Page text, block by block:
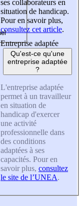
ses collaborateurs en
situation de handicap.
Pour en savoir plus,
consultez cet article.
Entreprise adaptée
Qu'est-ce qu'une
entreprise adaptée
?
L'entreprise adaptée
permet à un travailleur
en situation de
handicap d'exercer
une activité
professionnelle dans
des conditions
adaptées à ses
capacités. Pour en
savoir plus, consultez
le site de l’UNEA.